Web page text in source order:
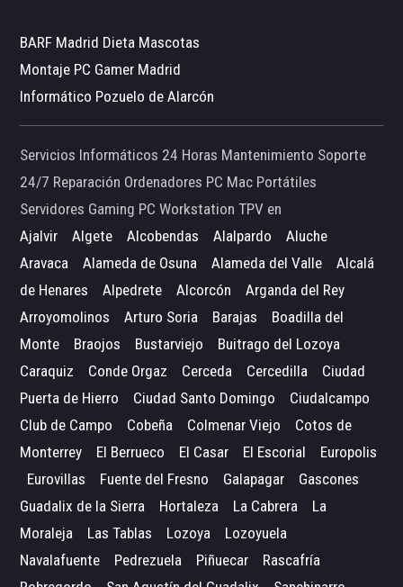
BARF Madrid Dieta Mascotas
Montaje PC Gamer Madrid
Informático Pozuelo de Alarcón
Servicios Informáticos 24 Horas Mantenimiento Soporte
24/7 Reparación Ordenadores PC Mac Portátiles
Servidores Gaming PC Workstation TPV en
Ajalvir
Algete Alcobendas Alalpardo
Aluche
Aravaca
Alameda de Osuna Alameda del Valle
Alcalá
de Henares
Alpedrete Alcorcón
Arganda del Rey
Arroyomolinos
Arturo Soria Barajas
Boadilla del
Monte
Braojos Bustarviejo
Buitrago del Lozoya
Caraquiz
Conde Orgaz Cerceda Cercedilla
Ciudad
Puerta de Hierro
Ciudad Santo Domingo
Ciudalcampo
Club de Campo
Cobeña Colmenar Viejo
Cotos de
Monterrey
El Berrueco El Casar El Escorial
Europolis
Eurovillas
Fuente del Fresno Galapagar
Gascones
Guadalix de la Sierra
Hortaleza La Cabrera
La
Moraleja
Las Tablas Lozoya
Lozoyuela
Navalafuente
Pedrezuela Piñuecar
Rascafría